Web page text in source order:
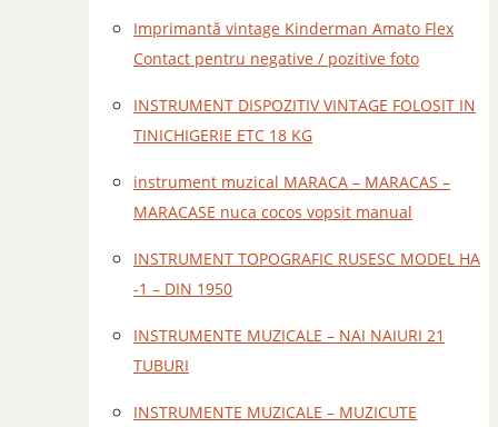
Imprimantă vintage Kinderman Amato Flex
Contact pentru negative / pozitive foto
INSTRUMENT DISPOZITIV VINTAGE FOLOSIT IN
TINICHIGERIE ETC 18 KG
instrument muzical MARACA – MARACAS –
MARACASE nuca cocos vopsit manual
INSTRUMENT TOPOGRAFIC RUSESC MODEL HA
-1 – DIN 1950
INSTRUMENTE MUZICALE – NAI NAIURI 21
TUBURI
INSTRUMENTE MUZICALE – MUZICUTE